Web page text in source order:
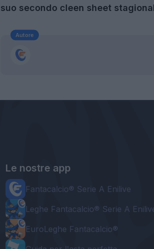
suo secondo cleen sheet
Autore
Le nostre app
Fantacalcio® Serie A Enilive
Leghe Fantacalcio® Serie A
EuroLeghe Fantacalcio®